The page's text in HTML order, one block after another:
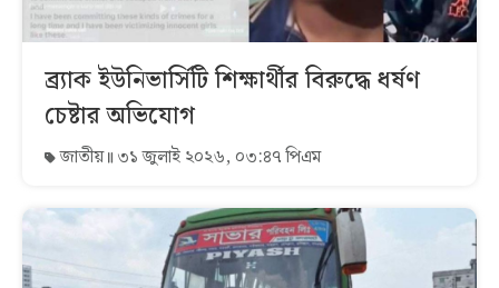
ব্র্যাক ইউনিভার্সিটি শিক্ষার্থীর বিরুদ্ধে ধর্ষণ
চেষ্টার অভিযোগ
জাতীয় ৩১ জুলাই ২০২৬, ০৩:৪৭ পিএম